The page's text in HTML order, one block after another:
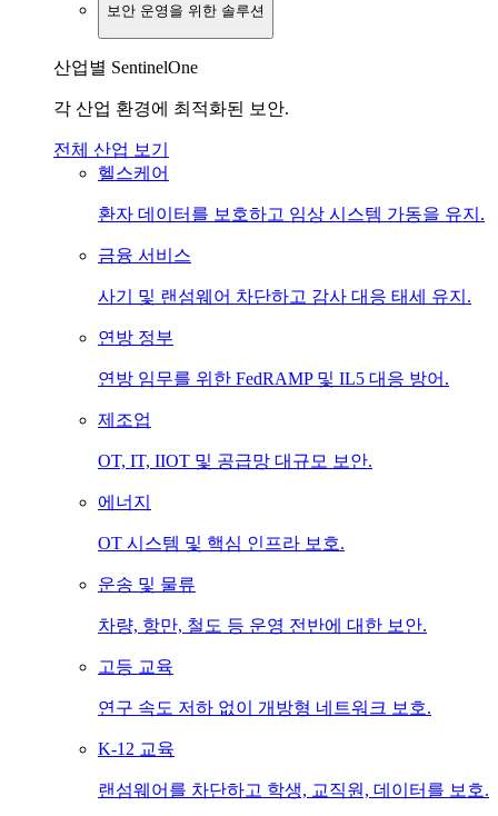
보안 운영을 위한 솔루션
산업별 SentinelOne
각 산업 환경에 최적화된 보안.
전체 산업 보기
헬스케어
환자 데이터를 보호하고 임상 시스템 가동을 유지.
금융 서비스
사기 및 랜섬웨어 차단하고 감사 대응 태세 유지.
연방 정부
연방 임무를 위한 FedRAMP 및 IL5 대응 방어.
제조업
OT, IT, IIOT 및 공급망 대규모 보안.
에너지
OT 시스템 및 핵심 인프라 보호.
운송 및 물류
차량, 항만, 철도 등 운영 전반에 대한 보안.
고등 교육
연구 속도 저하 없이 개방형 네트워크 보호.
K-12 교육
랜섬웨어를 차단하고 학생, 교직원, 데이터를 보호.